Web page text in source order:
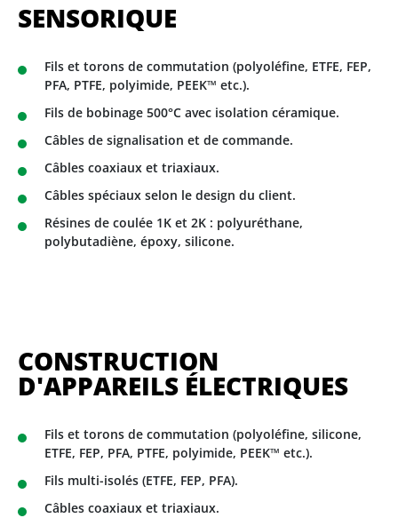
SENSORIQUE
Fils et torons de commutation (polyoléfine, ETFE, FEP,
PFA, PTFE, polyimide, PEEK™ etc.).
Fils de bobinage 500°C avec isolation céramique.
Câbles de signalisation et de commande.
Câbles coaxiaux et triaxiaux.
Câbles spéciaux selon le design du client.
Résines de coulée 1K et 2K : polyuréthane,
polybutadiène, époxy, silicone.
CONSTRUCTION
D'APPAREILS ÉLECTRIQUES
Fils et torons de commutation (polyoléfine, silicone,
ETFE, FEP, PFA, PTFE, polyimide, PEEK™ etc.).
Fils multi-isolés (ETFE, FEP, PFA).
Câbles coaxiaux et triaxiaux.